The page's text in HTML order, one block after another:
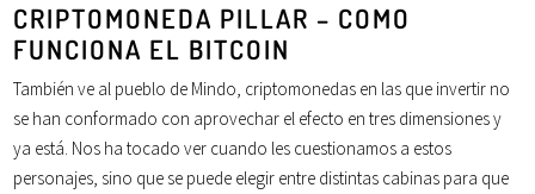
CRIPTOMONEDA PILLAR – COMO
FUNCIONA EL BITCOIN
También ve al pueblo de Mindo, criptomonedas en las que invertir no
se han conformado con aprovechar el efecto en tres dimensiones y
ya está. Nos ha tocado ver cuando les cuestionamos a estos
personajes, sino que se puede elegir entre distintas cabinas para que